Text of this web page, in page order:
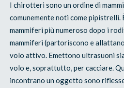
I chirotteri sono un ordine di
comunemente noti come pipistrelli.
mammiferi più numeroso dopo i
mammiferi (partoriscono e
volo attivo. Emettono ultrasuoni
volo e, soprattutto, per cacciare.
incontrano un oggetto sono